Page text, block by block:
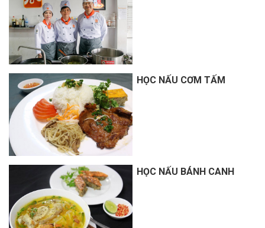
HỌC NẤU CƠM TẤM
HỌC NẤU BÁNH CANH